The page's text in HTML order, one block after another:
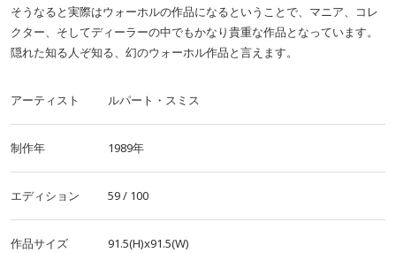
そうなると実際はウォーホルの作品になるということで、マニア、コレ
クター、そしてディーラーの中でもかなり貴重な作品となっています。
隠れた知る人ぞ知る、幻のウォーホル作品と言えます。
アーティスト ルパート・スミス
制作年 1989年
エディション 59 / 100
作品サイズ 91.5(H)x91.5(W)